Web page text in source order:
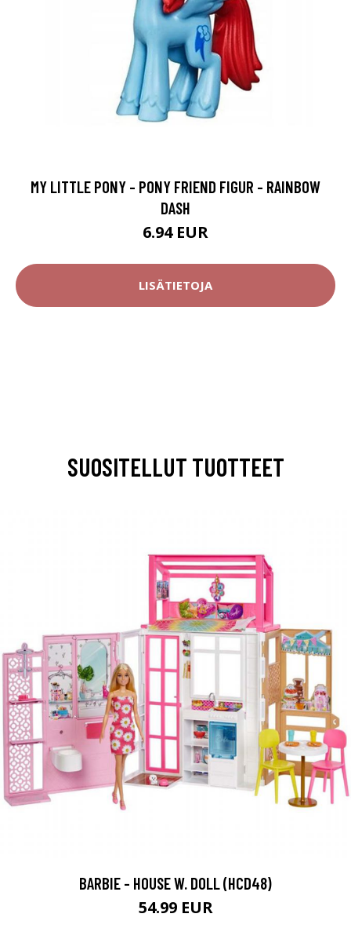
MY LITTLE PONY - PONY FRIEND FIGUR - RAINBOW
DASH
6.94 EUR
LISÄTIETOJA
SUOSITELLUT TUOTTEET
BARBIE - HOUSE W. DOLL (HCD48)
54.99 EUR